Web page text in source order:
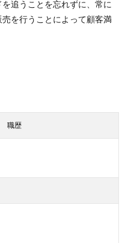
追うことを忘れずに、常に
を行うことによって顧客満
職歴